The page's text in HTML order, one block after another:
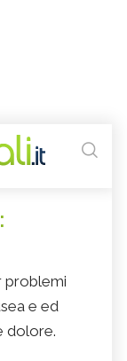
problemi
e ed
dolore.